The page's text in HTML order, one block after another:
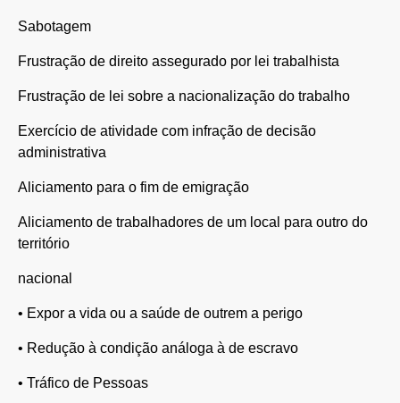
Sabotagem
Frustração de direito assegurado por lei trabalhista
Frustração de lei sobre a nacionalização do trabalho
Exercício de atividade com infração de decisão
administrativa
Aliciamento para o fim de emigração
Aliciamento de trabalhadores de um local para outro do
território
nacional
• Expor a vida ou a saúde de outrem a perigo
• Redução à condição análoga à de escravo
• Tráfico de Pessoas